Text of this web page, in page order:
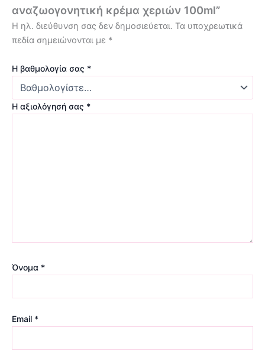
αναζωογονητική κρέμα χεριών 100ml”
Η ηλ. διεύθυνση σας δεν δημοσιεύεται. Τα υποχρεωτικά
πεδία σημειώνονται με *
Η βαθμολογία σας *
Η αξιολόγησή σας *
Όνομα *
Email *